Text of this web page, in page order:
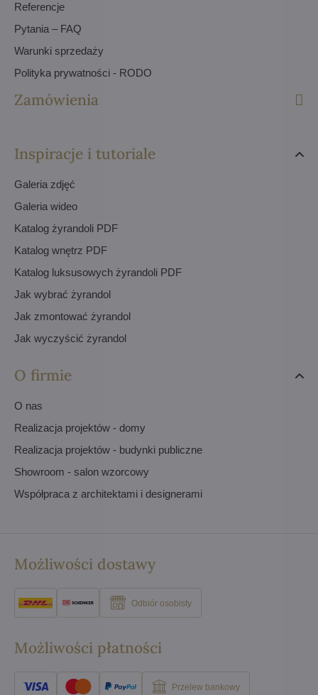
Referencje
Pytania – FAQ
Warunki sprzedaży
Polityka prywatności - RODO
Zamówienia
Inspiracje i tutoriale
Galeria zdjęć
Galeria wideo
Katalog żyrandoli PDF
Katalog wnętrz PDF
Katalog luksusowych żyrandoli PDF
Jak wybrać żyrandol
Jak zmontować żyrandol
Jak wyczyścić żyrandol
O firmie
O nas
Realizacja projektów - domy
Realizacja projektów - budynki publiczne
Showroom - salon wzorcowy
Współpraca z architektami i designerami
Możliwości dostawy
Odbiór osobisty
Możliwości płatności
Przelew bankowy